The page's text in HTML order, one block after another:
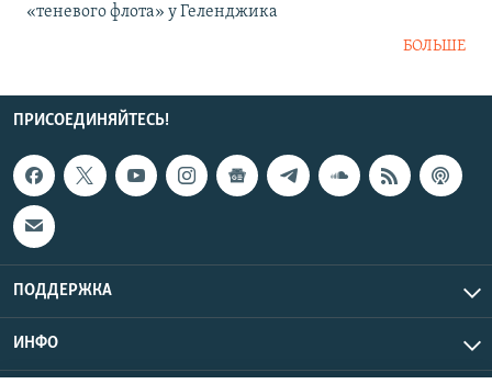
«теневого флота» у Геленджика
БОЛЬШЕ
ПРИСОЕДИНЯЙТЕСЬ!
ПОДДЕРЖКА
ИНФО